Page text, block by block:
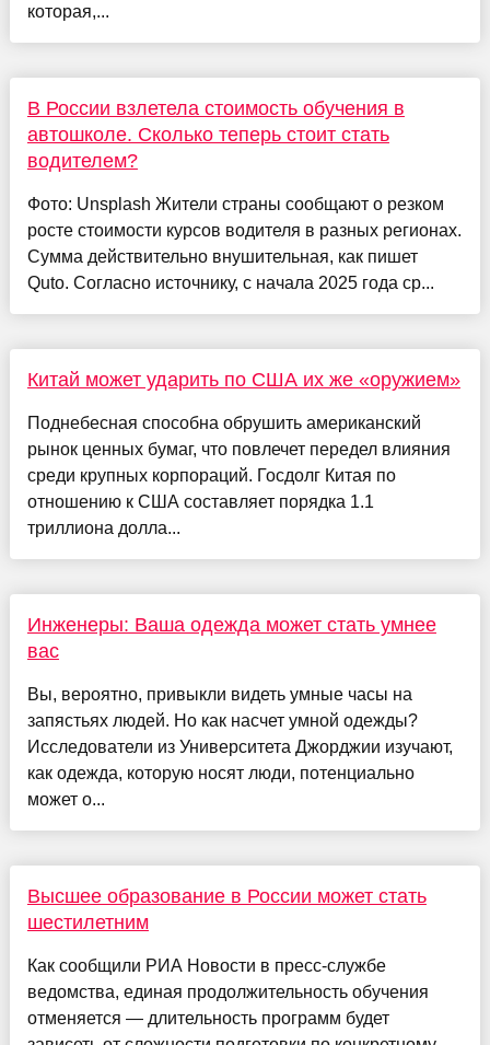
которая,...
В России взлетела стоимость обучения в
автошколе. Сколько теперь стоит стать
водителем?
Фото: Unsplash Жители страны сообщают о резком
росте стоимости курсов водителя в разных регионах.
Сумма действительно внушительная, как пишет
Quto. Согласно источнику, с начала 2025 года ср...
Китай может ударить по США их же «оружием»
Поднебесная способна обрушить американский
рынок ценных бумаг, что повлечет передел влияния
среди крупных корпораций. Госдолг Китая по
отношению к США составляет порядка 1.1
триллиона долла...
Инженеры: Ваша одежда может стать умнее
вас
Вы, вероятно, привыкли видеть умные часы на
запястьях людей. Но как насчет умной одежды?
Исследователи из Университета Джорджии изучают,
как одежда, которую носят люди, потенциально
может о...
Высшее образование в России может стать
шестилетним
Как сообщили РИА Новости в пресс-службе
ведомства, единая продолжительность обучения
отменяется — длительность программ будет